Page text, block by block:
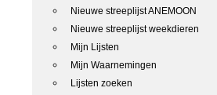
Nieuwe streeplijst ANEMOON
Nieuwe streeplijst weekdieren
Mijn Lijsten
Mijn Waarnemingen
Lijsten zoeken